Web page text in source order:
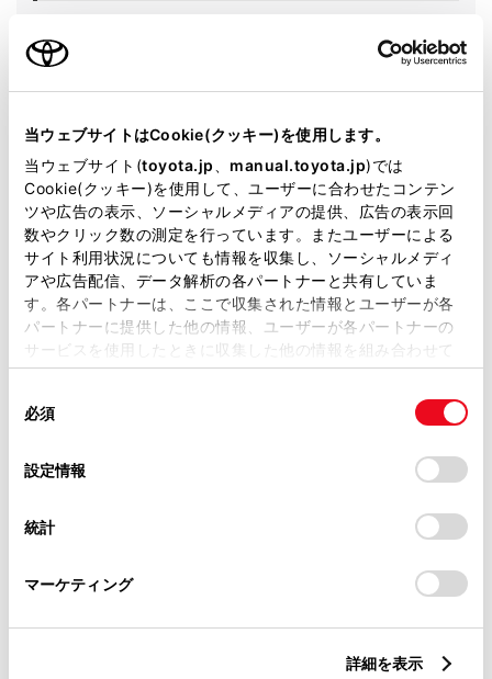
当ウェブサイトはCookie(クッキー)を使用します。
当ウェブサイト(toyota.jp manual.toyota.jp)では
Cookie(クッキー)を使用して、ユーザーに合わせたコンテン
ツや広告の表示、ソーシャルメディアの提供、広告の表示回
数やクリック数の測定を行っています。またユーザーによる
サイト利用状況についても情報を収集し、ソーシャルメディ
アや広告配信、データ解析の各パートナーと共有していま
す。各パートナーは、ここで収集された情報とユーザーが各
パートナーに提供した他の情報、ユーザーが各パートナーの
サービスを使用したときに収集した他の情報を組み合わせて
使用することがあります。当ウェブサイトの使用を続行する
デバイスにすべてのCookie(クッキー)が保存されることに同
意したことになります。Cookie(クッキー)のオプトアウト、
設定の変更、同意を撤回したりするにあたっては、当社の
「Cookie（クッキー）情報の取り扱いについて
」をご覧くだ
必須
設定情報
統計
マーケティング
詳細を表示
駆動方式
試乗予約
施設情報・サービス